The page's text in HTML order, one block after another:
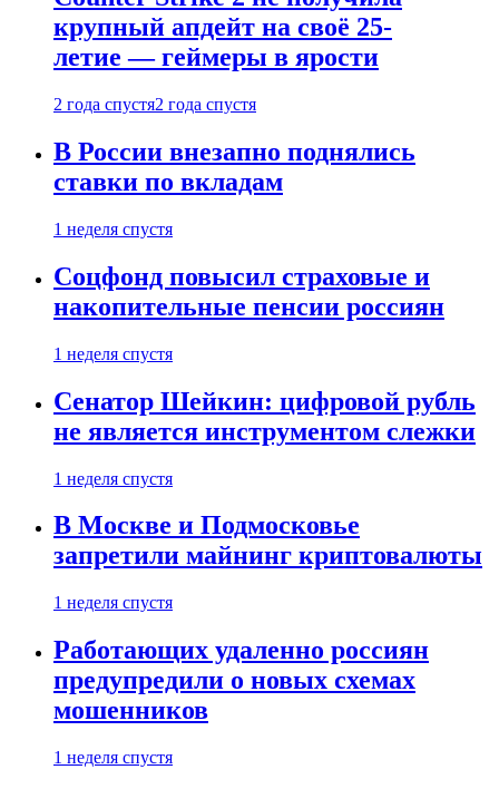
крупный апдейт на своё 25-
летие — геймеры в ярости
2 года спустя2 года спустя
В России внезапно поднялись
ставки по вкладам
1 неделя спустя
Соцфонд повысил страховые и
накопительные пенсии россиян
1 неделя спустя
Сенатор Шейкин: цифровой рубль
не является инструментом слежки
1 неделя спустя
В Москве и Подмосковье
запретили майнинг криптовалюты
1 неделя спустя
Работающих удаленно россиян
предупредили о новых схемах
мошенников
1 неделя спустя